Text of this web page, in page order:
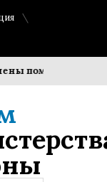
помогает